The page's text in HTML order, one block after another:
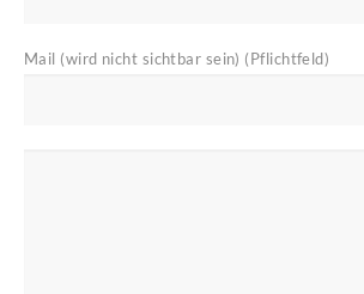
Mail (wird nicht sichtbar sein) (Pflichtfeld)